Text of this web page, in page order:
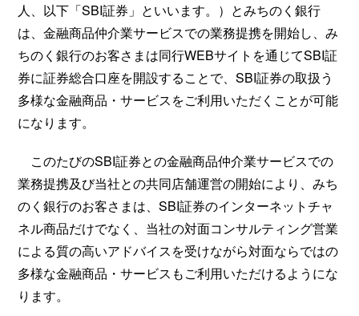
人、以下「SBI証券」といいます。）とみちのく銀行
は、金融商品仲介業サービスでの業務提携を開始し、み
ちのく銀行のお客さまは同行WEBサイトを通じてSBI証
券に証券総合口座を開設することで、SBI証券の取扱う
多様な金融商品・サービスをご利用いただくことが可能
になります。
このたびのSBI証券との金融商品仲介業サービスでの
業務提携及び当社との共同店舗運営の開始により、みち
のく銀行のお客さまは、SBI証券のインターネットチャ
ネル商品だけでなく、当社の対面コンサルティング営業
による質の高いアドバイスを受けながら対面ならではの
多様な金融商品・サービスもご利用いただけるようにな
ります。